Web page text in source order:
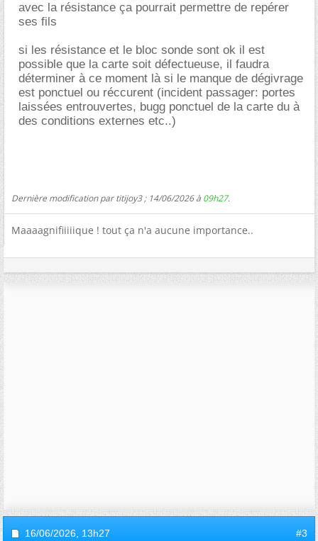
avec la résistance ça pourrait permettre de repérer
ses fils
si les résistance et le bloc sonde sont ok il est
possible que la carte soit défectueuse, il faudra
déterminer à ce moment là si le manque de dégivrage
est ponctuel ou réccurent (incident passager: portes
laissées entrouvertes, bugg ponctuel de la carte du à
des conditions externes etc..)
Dernière modification par titijoy3 ; 14/06/2026 à 09h27.
Maaaagnifiiiiique ! tout ça n'a aucune importance..
16/06/2026, 13h27 #3